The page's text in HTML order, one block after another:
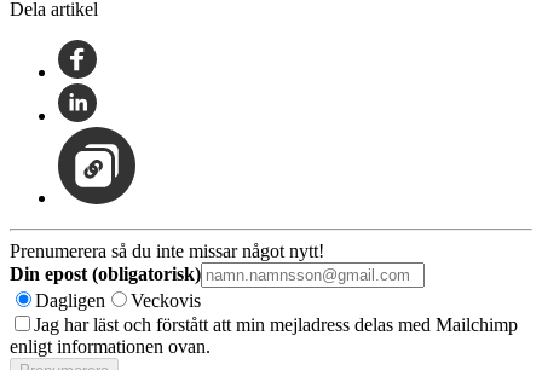
Dela artikel
Prenumerera så du inte missar något nytt!
Din epost (obligatorisk)
Dagligen
Veckovis
Jag har läst och förstått att min mejladress delas med Mailchimp
enligt informationen ovan.